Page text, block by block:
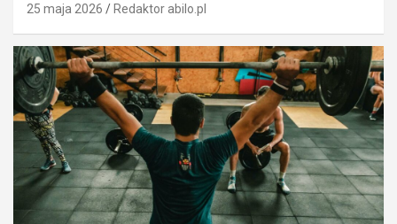
25 maja 2026 Redaktor abilo.pl